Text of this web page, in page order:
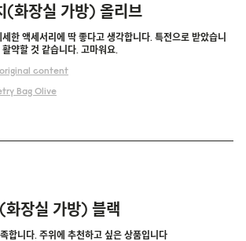
(화장실 가방) 올리브
한 액세서리에 딱 좋다고 생각합니다. 특전으로 받았습니
약할 것 같습니다. 고마워요.
content
Bag Olive
장실 가방) 블랙
합니다. 주위에 추천하고 싶은 상품입니다